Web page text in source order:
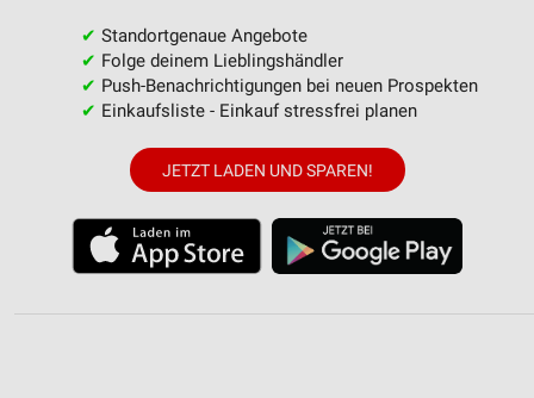
✔ Standortgenaue Angebote
✔ Folge deinem Lieblingshändler
✔ Push-Benachrichtigungen bei neuen Prospekten
✔ Einkaufsliste - Einkauf stressfrei planen
JETZT LADEN UND SPAREN!